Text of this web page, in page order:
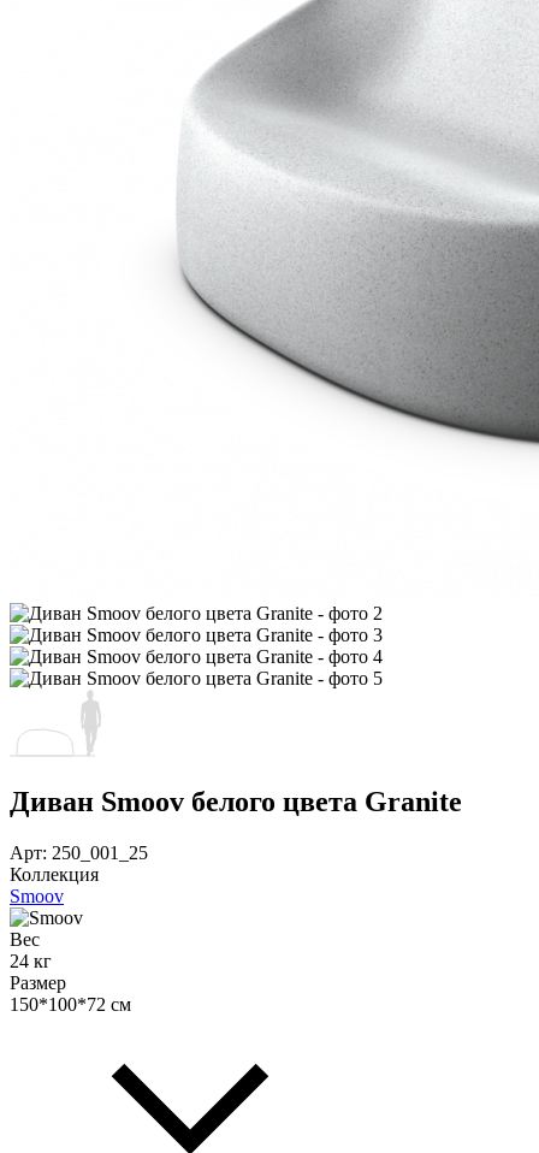
Диван Smoov белого цвета Granite
Арт: 250_001_25
Коллекция
Smoov
Вес
24 кг
Размер
150*100*72 см